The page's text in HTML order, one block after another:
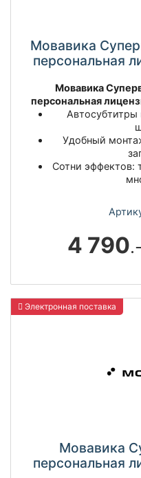
Мовавика
персональная
Мовавика
персональная
Автосубтитры
Удобный
Сотни эффектов:
4 790.-
Электронная поставка
Мовавика
персональная